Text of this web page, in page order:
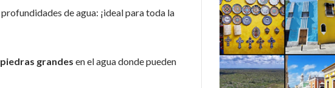
de agua: ¡ideal para toda la
piedras grandes en el agua donde pueden